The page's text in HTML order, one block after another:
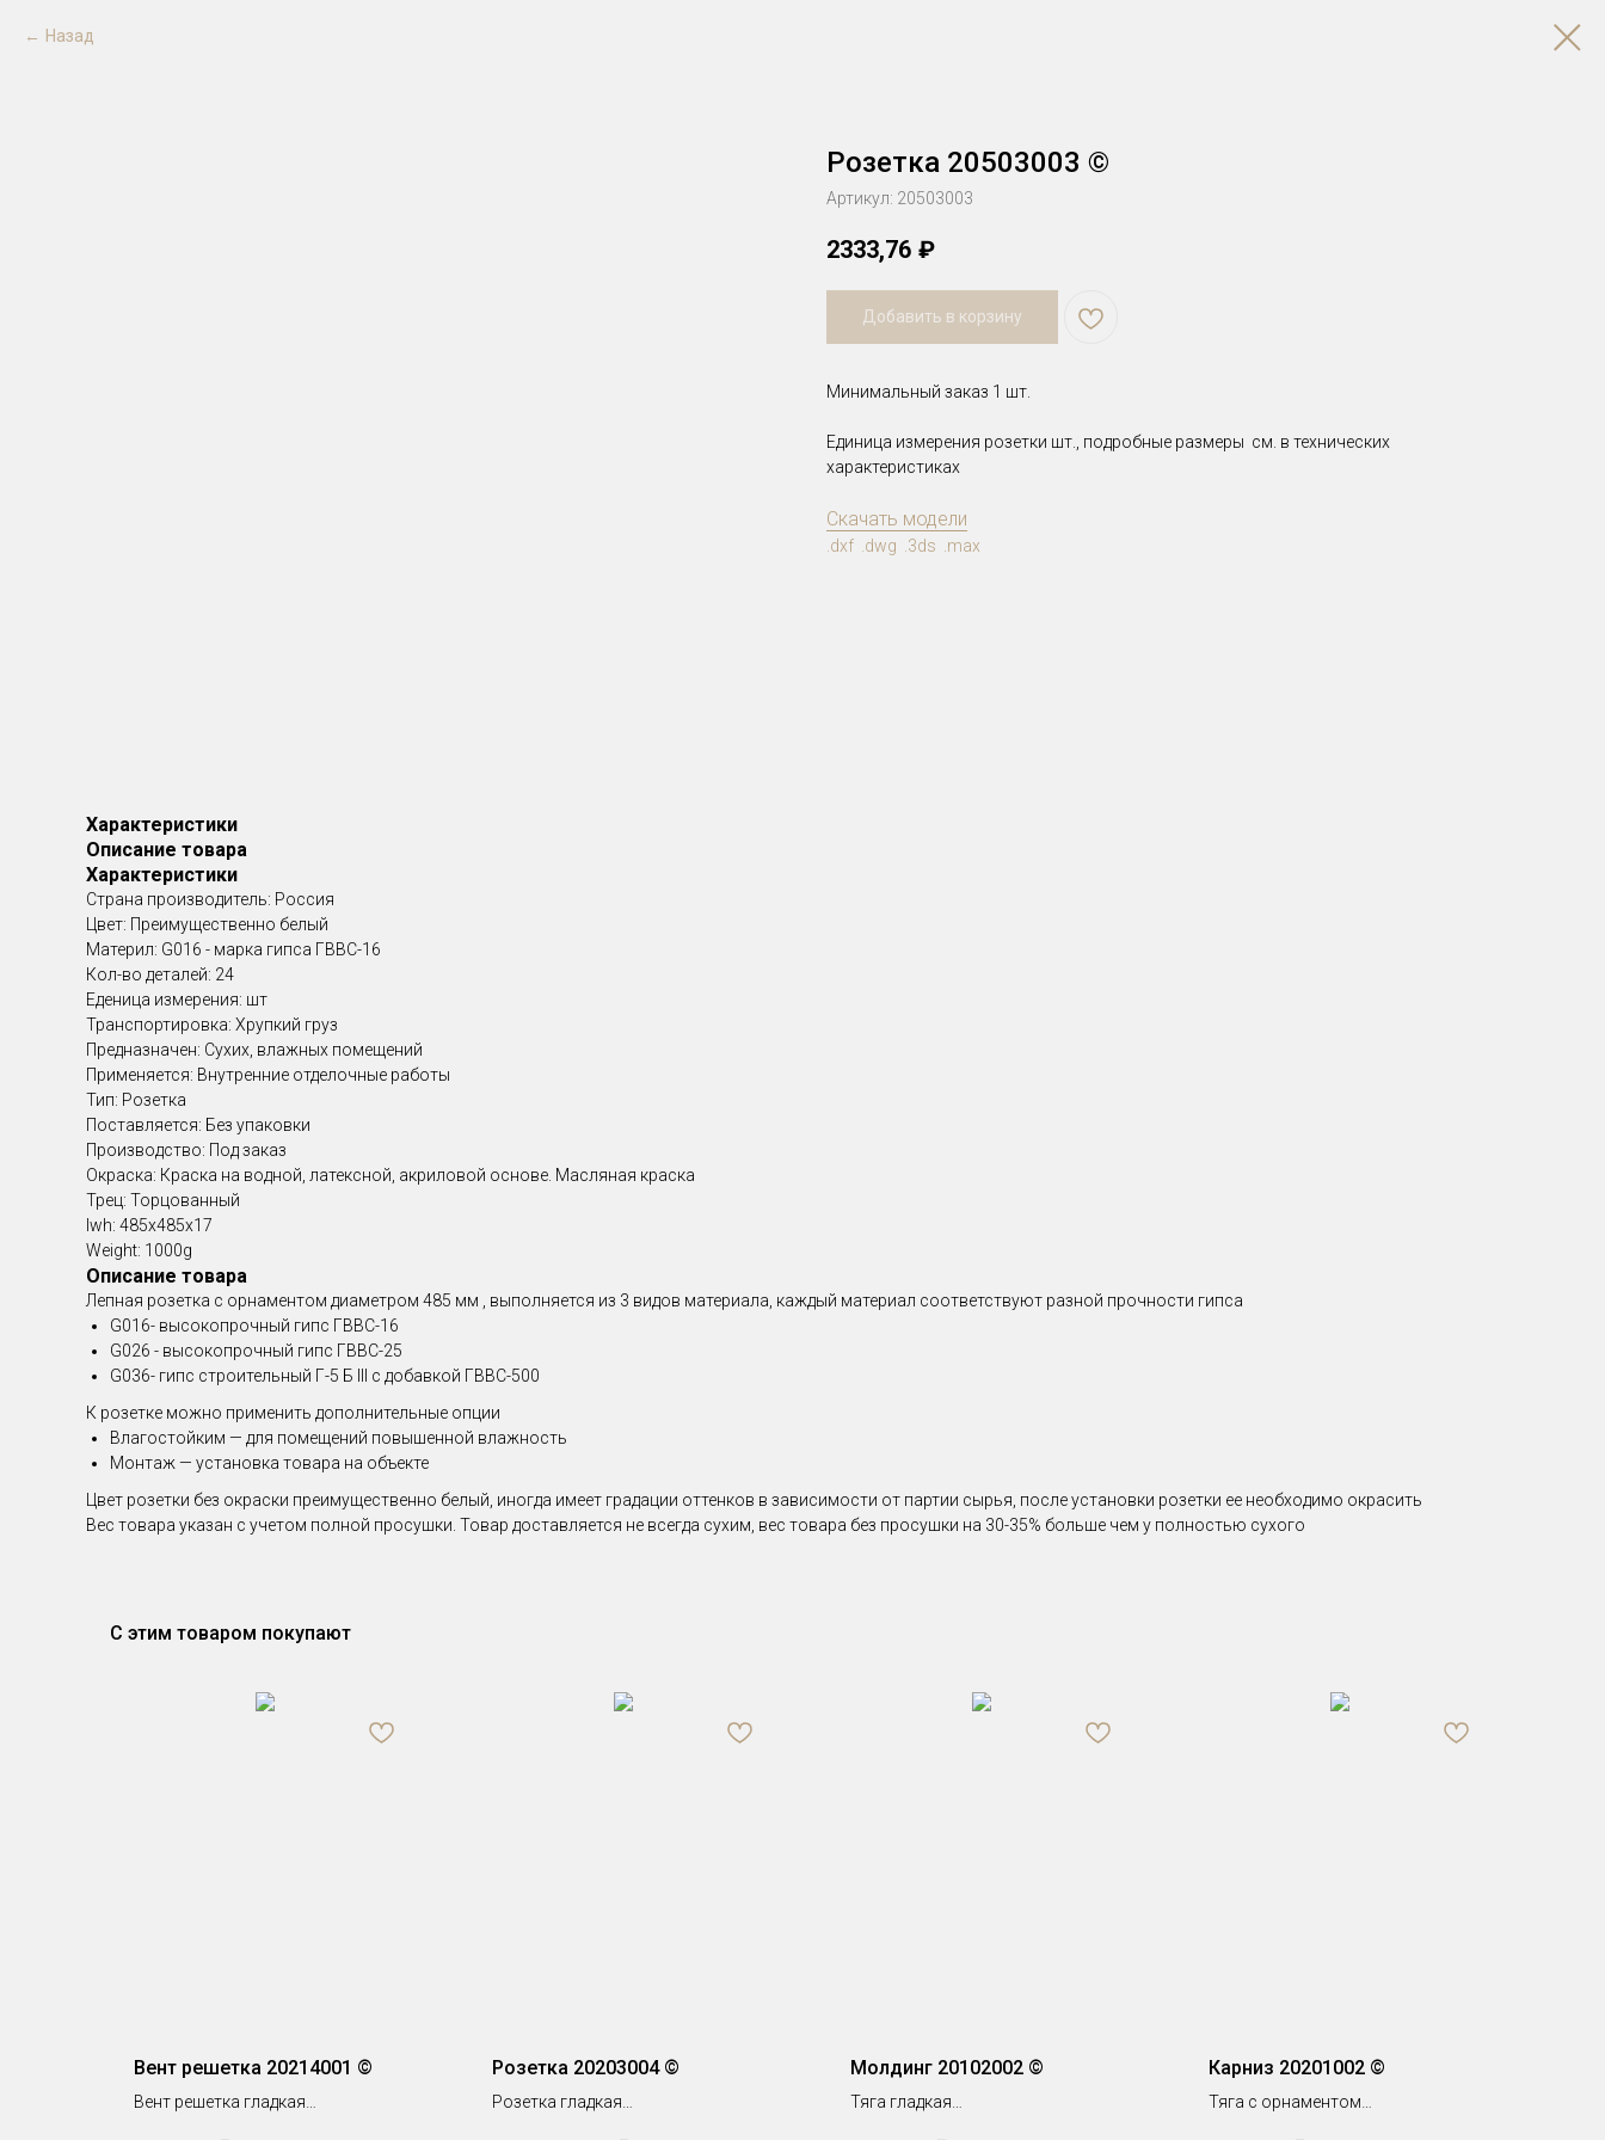
Назад
Розетка 20503003 ©
Артикул: 20503003
2333,76 ₽
Добавить в корзину
Минимальный заказ 1 шт.
Единица измерения розетки шт., подробные размеры см. в технических
характеристиках
Скачать модели
.dxf .dwg .3ds .max
Характеристики
Описание товара
Характеристики
Страна производитель: Россия
Цвет: Преимущественно белый
Материл: G016 - марка гипса ГВВС-16
Кол-во деталей: 24
Еденица измерения: шт
Транспортировка: Хрупкий груз
Предназначен: Сухих, влажных помещений
Применяется: Внутренние отделочные работы
Тип: Розетка
Поставляется: Без упаковки
Производство: Под заказ
Окраска: Краска на водной, латексной, акриловой основе. Масляная краска
Трец: Торцованный
lwh: 485x485x17
Weight: 1000g
Описание товара
Лепная розетка с орнаментом диаметром 485 мм , выполняется из 3 видов материала, каждый материал соответствуют разной прочности гипса
G016- высокопрочный гипс ГВВС-16
G026 - высокопрочный гипс ГВВС-25
G036- гипс строительный Г-5 Б III с добавкой ГВВС-500
К розетке можно применить дополнительные опции
Влагостойким — для помещений повышенной влажность
Монтаж — установка товара на объекте
Цвет розетки без окраски преимущественно белый, иногда имеет градации оттенков в зависимости от партии сырья, после установки розетки ее необходимо окрасить
Вес товара указан с учетом полной просушки. Товар доставляется не всегда сухим, вес товара без просушки на 30-35% больше чем у полностью сухого
С этим товаром покупают
Вент решетка 20214001 ©
Вент решетка гладкая
Розетка 20203004 ©
Розетка гладкая
Молдинг 20102002 ©
Тяга гладкая
Карниз 20201002 ©
Тяга с орнаментом